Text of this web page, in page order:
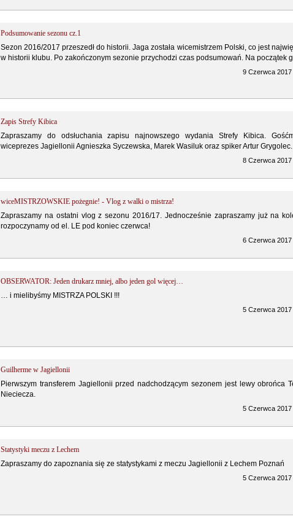
Podsumowanie sezonu cz.1
Sezon 2016/2017 przeszedł do historii. Jaga została wicemistrzem Polski, co jest
w historii klubu. Po zakończonym sezonie przychodzi czas podsumowań. Na początek
9 Czerwca
Zapis Strefy Kibica
Zapraszamy do odsłuchania zapisu najnowszego wydania Strefy Kibica.
wiceprezes Jagiellonii Agnieszka Syczewska, Marek Wasiluk oraz spiker Artur Grygolec.
8 Czerwca
wiceMISTRZOWSKIE pożegnie! - Vlog z walki o mistrza!
Zapraszamy na ostatni vlog z sezonu 2016/17. Jednocześnie zapraszamy już na
rozpoczynamy od el. LE pod koniec czerwca!
6 Czerwca
OBSERWATOR: Jeden drukarz mniej, albo jeden gol więcej…
… i mielibyśmy MISTRZA POLSKI !!!
5 Czerwca
Guilherme w Jagiellonii
Pierwszym transferem Jagiellonii przed nadchodzącym sezonem jest lewy obrońca
Nieciecza.
5 Czerwca
Statystyki meczu z Lechem
Zapraszamy do zapoznania się ze statystykami z meczu Jagiellonii z Lechem Poznań
5 Czerwca